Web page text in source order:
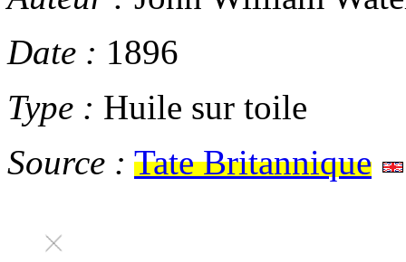
Date : 1896
Type : Huile sur toile
Source : Tate Britannique